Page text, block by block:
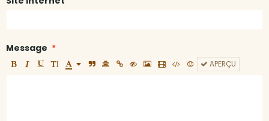
Message
APERÇU